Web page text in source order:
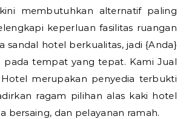
membutuhkan alternatif paling
keperluan fasilitas ruangan
sandal hotel berkualitas, jadi {Anda}
pada tempat yang tepat. Kami Jual
merupakan penyedia terbukti
ragam pilihan alas kaki hotel
bersaing, dan pelayanan ramah.